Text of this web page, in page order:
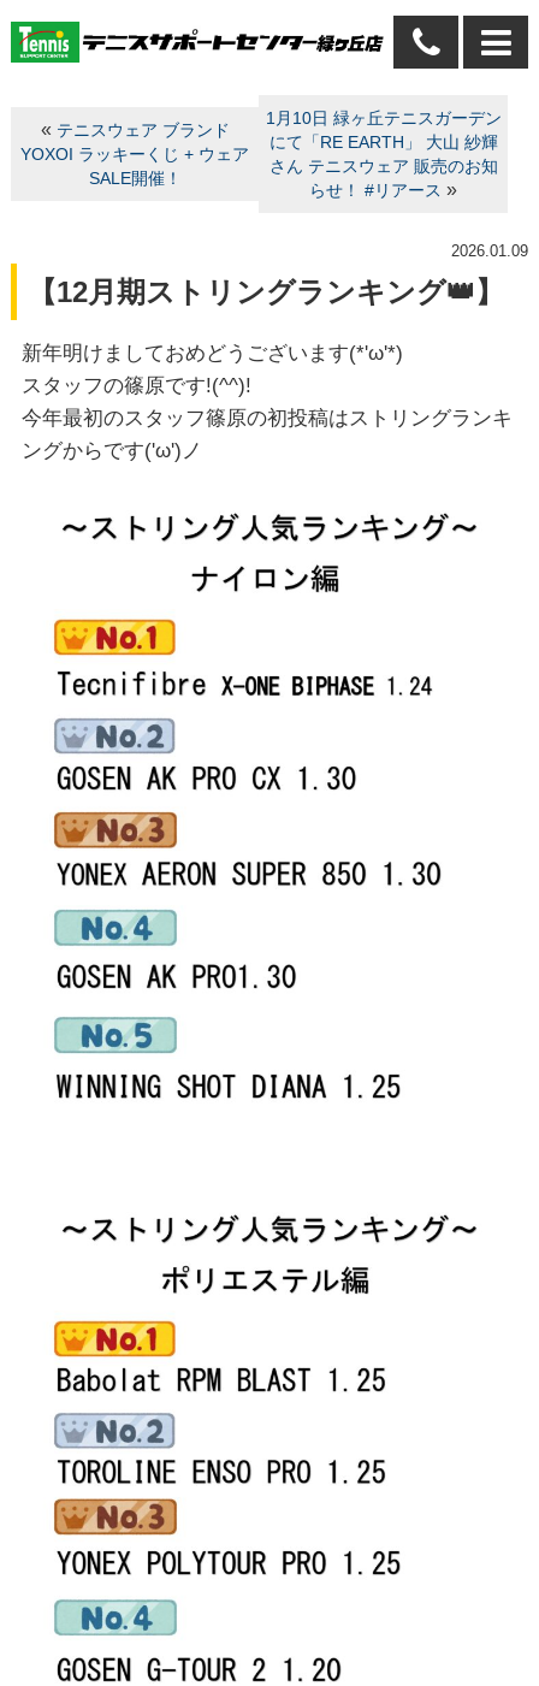
« テニスウェア ブランド
YOXOI ラッキーくじ + ウェア
SALE開催！
1月10日 緑ヶ丘テニスガーデン
にて「RE EARTH」 大山 紗輝
さん テニスウェア 販売のお知
らせ！ #リアース »
2026.01.09
【12月期ストリングランキング👑】
新年明けましておめどうございます(*'ω'*)
スタッフの篠原です!(^^)!
今年最初のスタッフ篠原の初投稿はストリングランキ
ングからです('ω')ノ